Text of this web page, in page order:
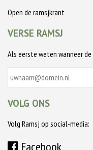
Open de ramsjkrant
VERSE RAMSJ
Als eerste weten wanneer
VOLG ONS
Volg Ramsj op social-media: